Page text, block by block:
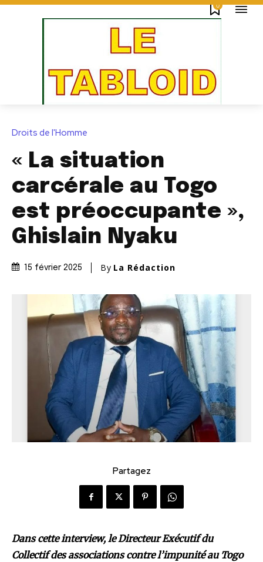
0
Droits de l'Homme
« La situation
carcérale au Togo
est préoccupante »,
Ghislain Nyaku
15 février 2025 By La Rédaction
Partagez
Dans cette interview, le Directeur Exécutif du
Collectif des associations contre l’impunité au Togo